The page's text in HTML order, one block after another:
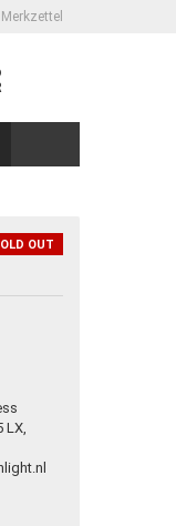
Merkzettel
OUT
LX,